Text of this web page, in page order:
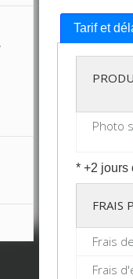
Tarif et
Photo
* +2 jours
FRAIS
Frais
Frais